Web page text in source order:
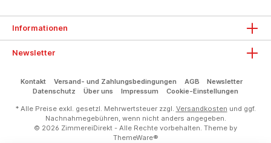
Informationen
Newsletter
Kontakt Versand- und Zahlungsbedingungen AGB
Newsletter
Datenschutz
Über uns Impressum Cookie-Einstellungen
* Alle Preise exkl. gesetzl. Mehrwertsteuer zzgl. Versandkosten und ggf.
Nachnahmegebühren, wenn nicht anders angegeben.
© 2026 ZimmereiDirekt - Alle Rechte vorbehalten. Theme by
ThemeWare®